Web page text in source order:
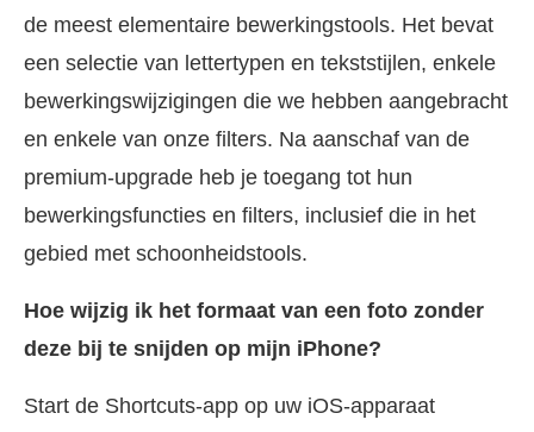
de meest elementaire bewerkingstools. Het bevat
een selectie van lettertypen en tekststijlen, enkele
bewerkingswijzigingen die we hebben aangebracht
en enkele van onze filters. Na aanschaf van de
premium-upgrade heb je toegang tot hun
bewerkingsfuncties en filters, inclusief die in het
gebied met schoonheidstools.
Hoe wijzig ik het formaat van een foto zonder
deze bij te snijden op mijn iPhone?
Start de Shortcuts-app op uw iOS-apparaat